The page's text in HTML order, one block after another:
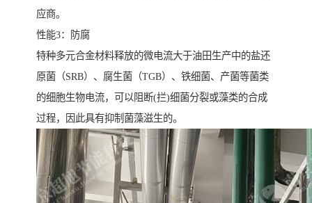
应商。
性能3：防腐
特种多元合金材料释放的微电流大于油田生产中的盐还
原菌（SRB）、腐生菌（TGB）、铁细菌、产菌等菌类
的细胞生物电流，可以阻断(拦)细菌分裂或藻类的合成
过程，因此具有抑制菌藻滋生的。